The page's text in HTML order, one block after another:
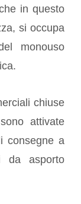
in questo
si occupa
monouso
chiuse
attivate
consegne a
da asporto